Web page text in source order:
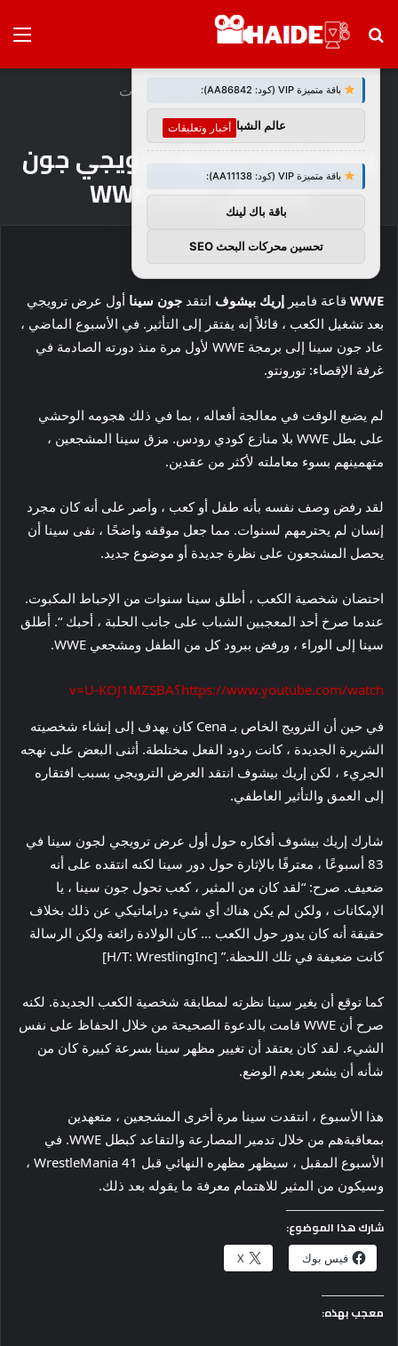
بحث
الرئيسية/أخبار وتعليقات
أخبار وتعليقات
ينتقد إريك بيشوف ترويجي جون
سينا ​​في كعب WWE
WWE قاعة فامير إريك بيشوف انتقد جون سينا أول عرض ترويجي
بعد تشغيل الكعب ، قائلاً إنه يفتقر إلى التأثير. في الأسبوع الماضي ،
عاد جون سينا ​​إلى برمجة WWE لأول مرة منذ دورته الصادمة في
غرفة الإقصاء: تورونتو.
لم يضيع الوقت في معالجة أفعاله ، بما في ذلك هجومه الوحشي
على بطل WWE بلا منازع كودي رودس. مزق سينا ​​المشجعين ،
متهمينهم بسوء معاملته لأكثر من عقدين.
لقد رفض وصف نفسه بأنه طفل أو كعب ، وأصر على أنه كان مجرد
إنسان لم يحترمهم لسنوات. مما جعل موقفه واضحًا ، نفى سينا ​​أن
يحصل المشجعون على نظرة جديدة أو موضوع جديد.
احتضان شخصية الكعب ، أطلق سينا ​​سنوات من الإحباط المكبوت.
عندما صرخ أحد المعجبين الشباب على جانب الحلبة ، أحبك “. أطلق
سينا ​​إلى الوراء ، ورفض ببرود كل من الطفل ومشجعي WWE.
https://www.youtube.com/watch؟v=U-KOJ1MZSBA
في حين أن الترويج الخاص بـ Cena كان يهدف إلى إنشاء شخصيته
الشريرة الجديدة ، كانت ردود الفعل مختلطة. أثنى البعض على نهجه
الجريء ، لكن إريك بيشوف انتقد العرض الترويجي بسبب افتقاره
إلى العمق والتأثير العاطفي.
شارك إريك بيشوف أفكاره حول أول عرض ترويجي لجون سينا ​​في
83 أسبوعًا ، معترفًا بالإثارة حول دور سينا ​​لكنه انتقده على أنه
ضعيف. صرح: “لقد كان من المثير ، كعب تحول جون سينا ​​، يا
الإمكانات ، ولكن لم يكن هناك أي شيء دراماتيكي عن ذلك بخلاف
حقيقة أنه كان يدور حول الكعب … كان الولادة رائعة ولكن الرسالة
كانت ضعيفة في تلك اللحظة.” [H/T: WrestlingInc]
كما توقع أن يغير سينا ​​نظرته لمطابقة شخصية الكعب الجديدة. لكنه
صرح أن WWE قامت بالدعوة الصحيحة من خلال الحفاظ على نفس
الشيء. لقد كان يعتقد أن تغيير مظهر سينا ​​بسرعة كبيرة كان من
شأنه أن يشعر بعدم الوضع.
هذا الأسبوع ، انتقدت سينا ​​مرة أخرى المشجعين ، متعهدين
بمعاقبةهم من خلال تدمير المصارعة والتقاعد كبطل WWE. في
الأسبوع المقبل ، سيظهر مظهره النهائي قبل WrestleMania 41 ،
وسيكون من المثير للاهتمام معرفة ما يقوله بعد ذلك.
شارك هذا الموضوع:
فيس بوك X
معجب بهذه:
توصيات :
باقة متميزة VIP (كود: AA86842):
عالم الشباب
باقة متميزة VIP (كود: AA11138):
باقة باك لينك
تحسين محركات البحث SEO